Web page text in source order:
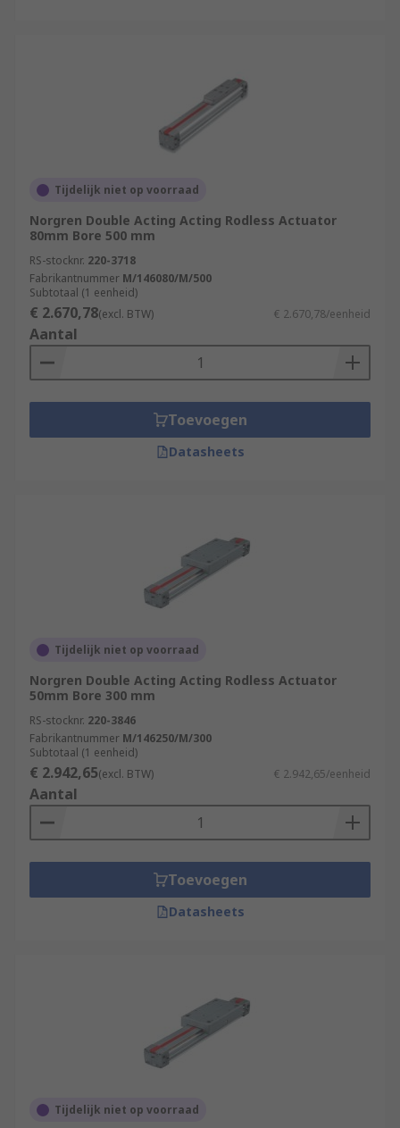
Tijdelijk niet op voorraad
Norgren Double Acting Acting Rodless Actuator
80mm Bore 500 mm
RS-stocknr. 220-3718
Fabrikantnummer M/146080/M/500
Subtotaal (1 eenheid)
€ 2.670,78(excl. BTW) € 2.670,78/eenheid
Aantal
Toevoegen
Datasheets
Tijdelijk niet op voorraad
Norgren Double Acting Acting Rodless Actuator
50mm Bore 300 mm
RS-stocknr. 220-3846
Fabrikantnummer M/146250/M/300
Subtotaal (1 eenheid)
€ 2.942,65(excl. BTW) € 2.942,65/eenheid
Aantal
Toevoegen
Datasheets
Tijdelijk niet op voorraad